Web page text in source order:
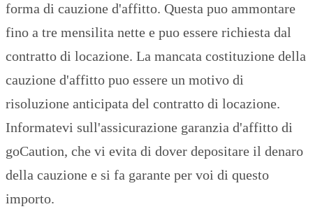
forma di cauzione d'affitto. Questa puo ammontare
fino a tre mensilita nette e puo essere richiesta dal
contratto di locazione. La mancata costituzione della
cauzione d'affitto puo essere un motivo di
risoluzione anticipata del contratto di locazione.
Informatevi sull'assicurazione garanzia d'affitto di
goCaution, che vi evita di dover depositare il denaro
della cauzione e si fa garante per voi di questo
importo.